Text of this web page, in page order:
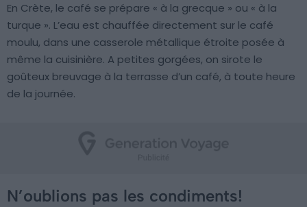
En Crète, le café se prépare « à la grecque » ou « à la
turque ». L’eau est chauffée directement sur le café
moulu, dans une casserole métallique étroite posée à
même la cuisinière. A petites gorgées, on sirote le
goûteux breuvage à la terrasse d’un café, à toute heure
de la journée.
N’oublions pas les condiments!